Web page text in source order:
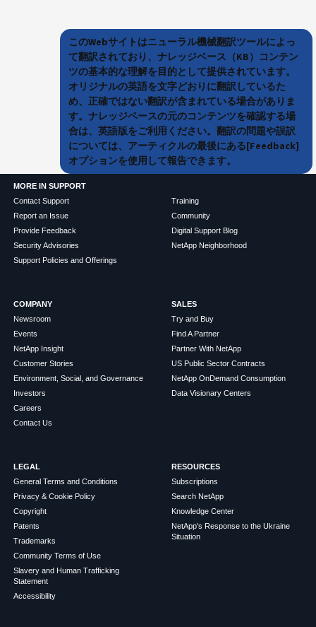
このWebサイトはニューラル機械翻訳ツールによっ
て翻訳されており、ナレッジベース（KB）コンテン
ツの基本的な理解を目的として提供されています。
オリジナルの英語を文字どおりに翻訳しているた
め、正確ではない翻訳が含まれている場合がありま
す。ナレッジベースの元のコンテンツを確認する場
合は、英語版をご利用ください。翻訳の問題や誤訳
については、アーティクルの最後にある[Feedback]
オプションを使用して報告できます。
MORE IN SUPPORT
Contact Support
Report an Issue
Provide Feedback
Security Advisories
Support Policies and Offerings
Training
Community
Digital Support Blog
NetApp Neighborhood
COMPANY
Newsroom
Events
NetApp Insight
Customer Stories
Environment, Social, and Governance
Investors
Careers
Contact Us
SALES
Try and Buy
Find A Partner
Partner With NetApp
US Public Sector Contracts
NetApp OnDemand Consumption
Data Visionary Centers
LEGAL
General Terms and Conditions
Privacy & Cookie Policy
Copyright
Patents
Trademarks
Community Terms of Use
Slavery and Human Trafficking
Statement
Accessibility
RESOURCES
Subscriptions
Search NetApp
Knowledge Center
NetApp's Response to the Ukraine
Situation